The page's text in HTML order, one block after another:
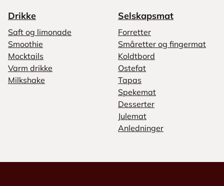
Drikke
Saft og limonade
Smoothie
Mocktails
Varm drikke
Milkshake
Selskapsmat
Forretter
Småretter og fingermat
Koldtbord
Ostefat
Tapas
Spekemat
Desserter
Julemat
Anledninger